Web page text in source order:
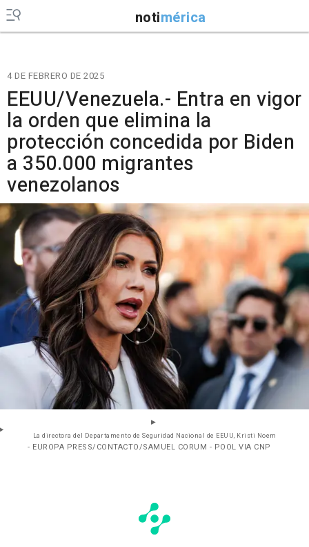
notimérica
4 DE FEBRERO DE 2025
EEUU/Venezuela.- Entra en vigor
la orden que elimina la
protección concedida por Biden
a 350.000 migrantes
venezolanos
La directora del Departamento de Seguridad Nacional de EEUU, Kristi Noem
- EUROPA PRESS/CONTACTO/SAMUEL CORUM - POOL VIA CNP